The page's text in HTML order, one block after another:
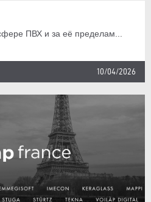
ПВХ и за её пределам...
10/04/2026